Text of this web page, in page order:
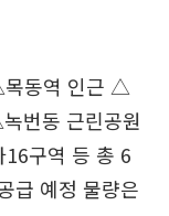
목동역 인근 △
번동 근린공원
구역 등 총 6
급 예정 물량은